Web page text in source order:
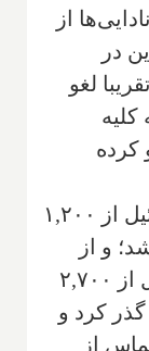
از
در
لغو
کلیه
کرده
طبق آخرین آمار، کشته‌های اسرائیل از ۱,۲۰۰
غزه از ۱,۰۷۸ رد شد؛ و از
سوی دیگر آمار مجروحان اسرائیل از ۲,۷۰۰
غزه از ۵,۱۰۰ نفر گذر کرد و
از